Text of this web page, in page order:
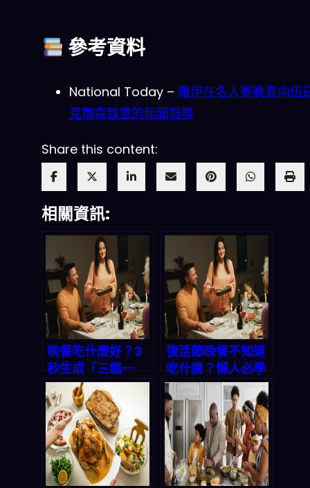
參考資料
National Today – 羅伊在名人賽晚宴向伍
克爾森致意的新聞報導
Share this content:
相關資訊:
晚餐吃什麼好？3
秒生成「三餸一
湯」完整菜單，讓
你不再為煮飯傷腦
筋！
復活節晚餐不知道
吃什麼？懶人必學
「一鍵生成三餸一
湯」攻略，省時省
力又省錢